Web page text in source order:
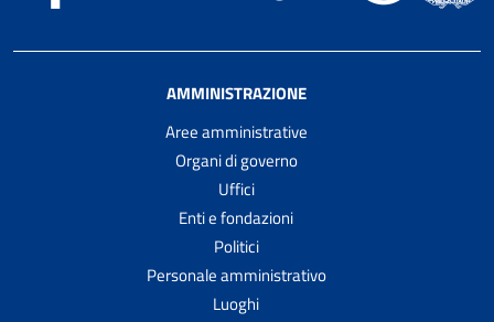
AMMINISTRAZIONE
Aree amministrative
Organi di governo
Uffici
Enti e fondazioni
Politici
Personale amministrativo
Luoghi